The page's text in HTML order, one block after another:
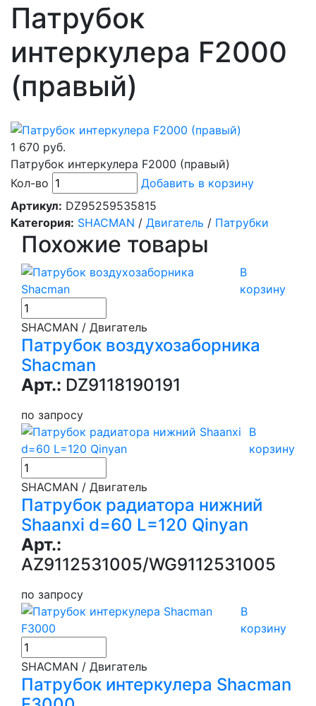
Патрубок
интеркулера F2000
(правый)
1 670 руб.
Патрубок интеркулера F2000 (правый)
Кол-во
Добавить в корзину
Артикул: DZ95259535815
Категория: SHACMAN / Двигатель / Патрубки
Похожие товары
В
корзину
SHACMAN / Двигатель
Патрубок воздухозаборника
Shacman
Арт.: DZ9118190191
по запросу
В
корзину
SHACMAN / Двигатель
Патрубок радиатора нижний
Shaanxi d=60 L=120 Qinyan
Арт.:
AZ9112531005/WG9112531005
по запросу
В
корзину
SHACMAN / Двигатель
Патрубок интеркулера Shacman